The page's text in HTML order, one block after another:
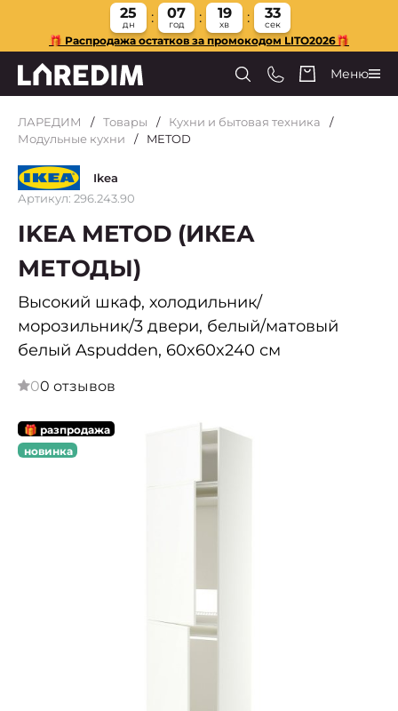
25
дн
07
год
19
хв
32
сек
🎁 Распродажа остатков за промокодом LITO2026🎁
Меню
ЛАРЕДИМ Товары
Кухни и бытовая техника
Модульные кухни
METOD
Ikea
Артикул: 296.243.90
IKEA METOD (ИКЕА
МЕТОДЫ)
Высокий шкаф, холодильник/
морозильник/3 двери, белый/матовый
белый Aspudden, 60x60x240 см
00 отзывов
🎁 разпродажа
новинка